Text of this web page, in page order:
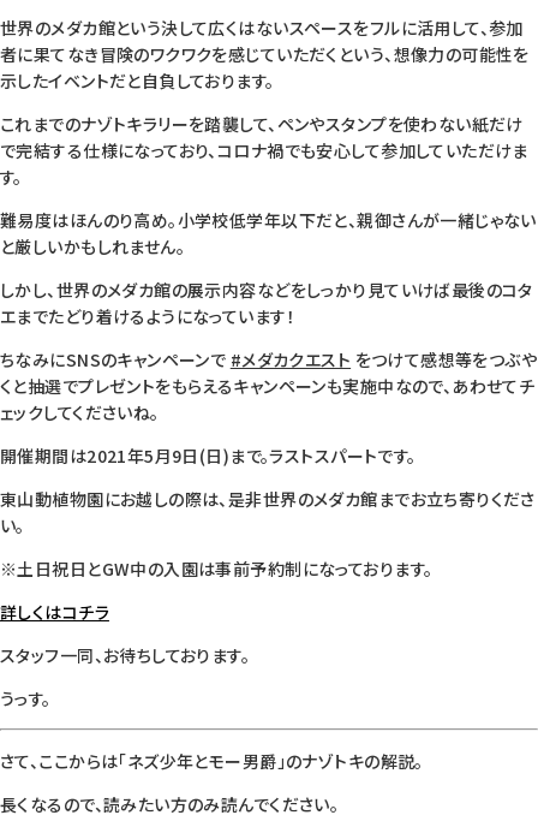
世界のメダカ館という決して広くはないスペースをフルに活用して、参加
者に果てなき冒険のワクワクを感じていただくという、想像力の可能性を
示したイベントだと自負しております。
これまでのナゾトキラリーを踏襲して、ペンやスタンプを使わない紙だけ
で完結する仕様になっており、コロナ禍でも安心して参加していただけま
す。
難易度はほんのり高め。小学校低学年以下だと、親御さんが一緒じゃない
と厳しいかもしれません。
しかし、世界のメダカ館の展示内容などをしっかり見ていけば最後のコタ
エまでたどり着けるようになっています！
ちなみにSNSのキャンペーンで #メダカクエスト をつけて感想等をつぶや
くと抽選でプレゼントをもらえるキャンペーンも実施中なので、あわせてチ
ェックしてくださいね。
開催期間は2021年5月9日(日)まで。ラストスパートです。
東山動植物園にお越しの際は、是非世界のメダカ館までお立ち寄りくださ
い。
※土日祝日とGW中の入園は事前予約制になっております。
詳しくはコチラ
スタッフ一同、お待ちしております。
うっす。
さて、ここからは「ネズ少年とモー男爵」のナゾトキの解説。
長くなるので、読みたい方のみ読んでください。